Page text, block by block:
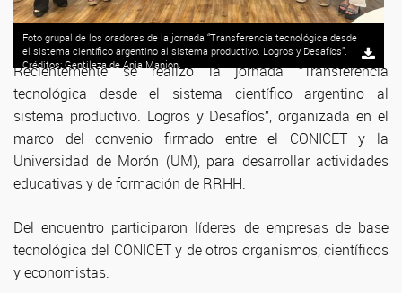
Foto grupal de los oradores de la jornada “Transferencia tecnológica desde
el sistema científico argentino al sistema productivo. Logros y Desafíos”.
Créditos: Gentileza de Ania Manjon.
Recientemente se realizó la jornada “Transferencia
tecnológica desde el sistema científico argentino al
sistema productivo. Logros y Desafíos”, organizada en el
marco del convenio firmado entre el CONICET y la
Universidad de Morón (UM), para desarrollar actividades
educativas y de formación de RRHH.
Del encuentro participaron líderes de empresas de base
tecnológica del CONICET y de otros organismos, científicos
y economistas.